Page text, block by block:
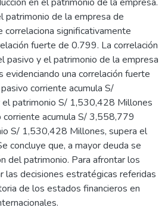
patrimonio de la empresa de
correlaciona significativamente
fuerte de 0.799. La correlación
pasivo y el patrimonio de la empresa
evidenciando una correlación fuerte
corriente acumula S/
patrimonio S/ 1,530,428 Millones
corriente acumula S/ 3,558,779
S/ 1,530,428 Millones, supera el
concluye que, a mayor deuda se
del patrimonio. Para afrontar los
las decisiones estratégicas referidas
de los estados financieros en